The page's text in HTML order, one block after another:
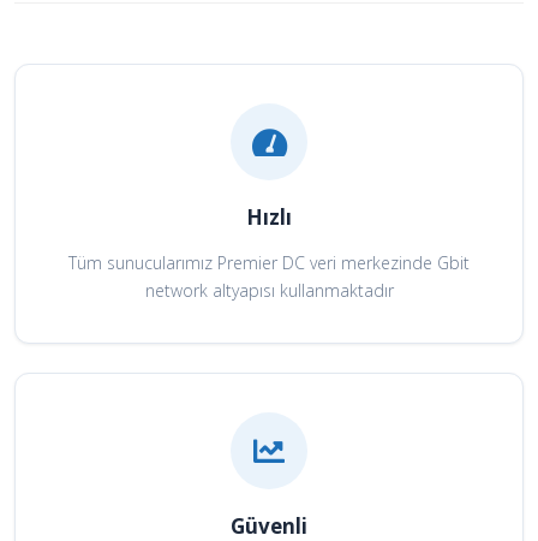
Hızlı
Tüm sunucularımız Premier DC veri merkezinde Gbit
network altyapısı kullanmaktadır
Güvenli